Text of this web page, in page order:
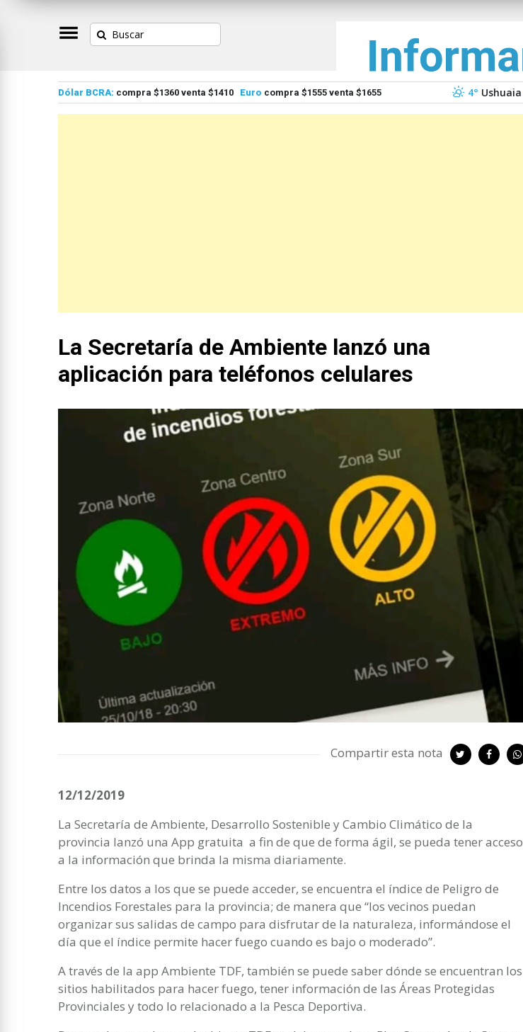
Dólar BCRA: compra $1360 venta $1410 Euro compra $1555 venta $1655 4° Ushuaia
La Secretaría de Ambiente lanzó una
aplicación para teléfonos celulares
Compartir esta nota
12/12/2019
La Secretaría de Ambiente, Desarrollo Sostenible y Cambio Climático de la
provincia lanzó una App gratuita a fin de que de forma ágil, se pueda tener acceso
a la información que brinda la misma diariamente.
Entre los datos a los que se puede acceder, se encuentra el índice de Peligro de
Incendios Forestales para la provincia; de manera que “los vecinos puedan
organizar sus salidas de campo para disfrutar de la naturaleza, informándose el
día que el índice permite hacer fuego cuando es bajo o moderado”.
A través de la app Ambiente TDF, también se puede saber dónde se encuentran los
sitios habilitados para hacer fuego, tener información de las Áreas Protegidas
Provinciales y todo lo relacionado a la Pesca Deportiva.